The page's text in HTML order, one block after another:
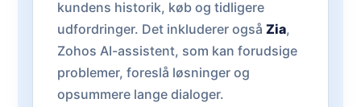
kundens historik, køb og tidligere
udfordringer. Det inkluderer også Zia,
Zohos AI-assistent, som kan forudsige
problemer, foreslå løsninger og
opsummere lange dialoger.